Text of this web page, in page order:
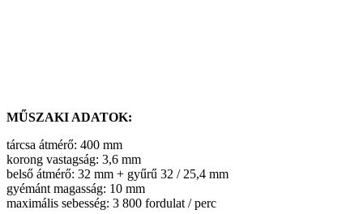
MŰSZAKI ADATOK:
tárcsa átmérő: 400 mm
korong vastagság: 3,6 mm
belső átmérő: 32 mm + gyűrű 32 / 25,4 mm
gyémánt magasság: 10 mm
maximális sebesség: 3 800 fordulat / perc